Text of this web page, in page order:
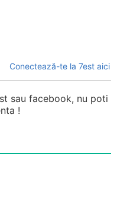
Conectează-te la 7est aici
sau facebook, nu poti
!